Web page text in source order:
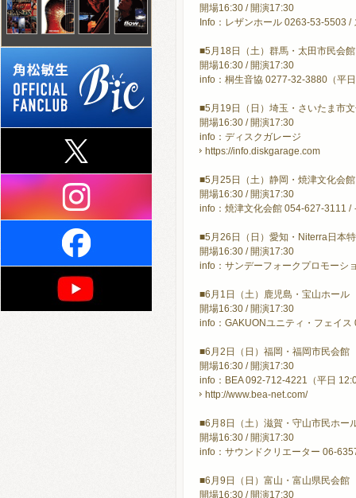
開場16:30 / 開演17:30
Info：レザンホール 0263-53-5503
■5月18日（土）群馬・太田市民会館
開場16:30 / 開演17:30
info：桐生音協 0277-32-3880（平
■5月19日（日）埼玉・さいたま市
開場16:30 / 開演17:30
info：ディスクガレージ
https://info.diskgarage.com
■5月25日（土）静岡・焼津文化会
開場16:30 / 開演17:30
info：焼津文化会館 054-627-3111 /
■5月26日（日）愛知・Niterra日本
開場16:30 / 開演17:30
info：サンデーフォークプロモーシ
■6月1日（土）鹿児島・宝山ホール
開場16:30 / 開演17:30
info：GAKUONユニティ・フェイ
■6月2日（日）福岡・福岡市民会館
開場16:30 / 開演17:30
info：BEA 092-712-4221（平日
http://www.bea-net.com/
■6月8日（土）滋賀・守山市民ホー
開場16:30 / 開演17:30
info：サウンドクリエーター 06-
■6月9日（日）富山・富山県民会館
開場16:30 / 開演17:30